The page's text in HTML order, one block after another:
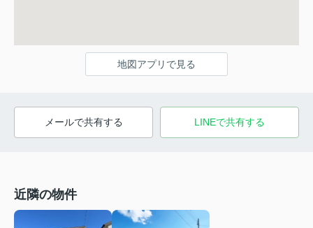
地図アプリで見る
メールで共有する LINEで共有する
近隣の物件